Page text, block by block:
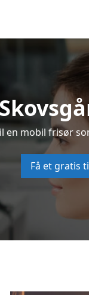
en mobil frisør
Få et gratis